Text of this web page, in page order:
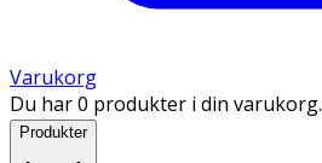
Varukorg
Du har 0 produkter i din varukorg.
Produkter